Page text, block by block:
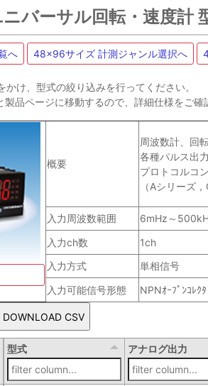
バーサル回転・速度計
へ 48x96サイズ 計測ジャンル選択へ
かけ、型式の絞り込みを行ってください。
製品ページに移動するので、詳細仕様をご確
概要
周波数計、回
各種パルス出
プロトコルコ
（Aシリーズ
入力周波数範囲
6mHz～
入力ch数
1ch
入力方式
単相信号
入力可能信号形態
NPNｵｰﾌﾟﾝｺﾚｸ
型式 アナログ出力